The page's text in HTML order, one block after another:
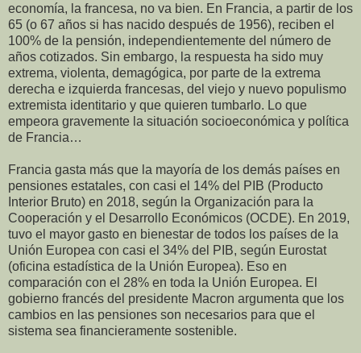
economía, la francesa, no va bien. En Francia, a partir de los
65 (o 67 años si has nacido después de 1956), reciben el
100% de la pensión, independientemente del número de
años cotizados. Sin embargo, la respuesta ha sido muy
extrema, violenta, demagógica, por parte de la extrema
derecha e izquierda francesas, del viejo y nuevo populismo
extremista identitario y que quieren tumbarlo. Lo que
empeora gravemente la situación socioeconómica y política
de Francia…
Francia gasta más que la mayoría de los demás países en
pensiones estatales, con casi el 14% del PIB (Producto
Interior Bruto) en 2018, según la Organización para la
Cooperación y el Desarrollo Económicos (OCDE). En 2019,
tuvo el mayor gasto en bienestar de todos los países de la
Unión Europea con casi el 34% del PIB, según Eurostat
(oficina estadística de la Unión Europea). Eso en
comparación con el 28% en toda la Unión Europea. El
gobierno francés del presidente Macron argumenta que los
cambios en las pensiones son necesarios para que el
sistema sea financieramente sostenible.